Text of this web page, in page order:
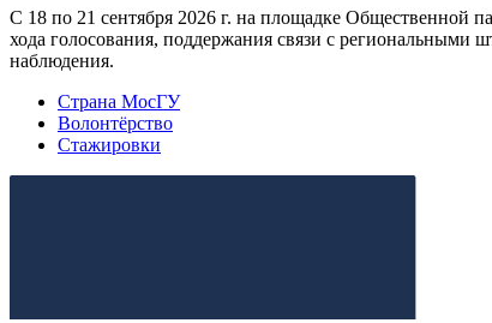
С 18 по 21 сентября 2026 г. на площадке Общественной
хода голосования, поддержания связи с региональными
наблюдения.
Страна МосГУ
Волонтёрство
Стажировки